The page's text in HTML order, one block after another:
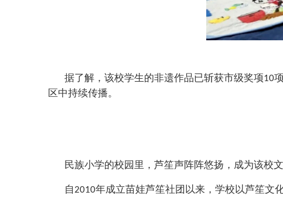
据了解，该校学生的非遗作品已斩获市级奖项10
区中持续传播。
民族小学的校园里，芦笙声阵阵悠扬，成为该校
自2010年成立苗娃芦笙社团以来，学校以芦笙文